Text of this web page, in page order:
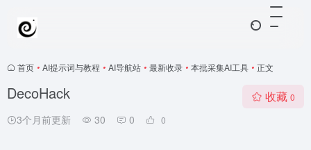
首页 • AI提示词与教程 • AI导航站 • 最新收录 • 本批采集AI工具 • 正文
DecoHack
3个月前更新 30 0 0
收藏 0